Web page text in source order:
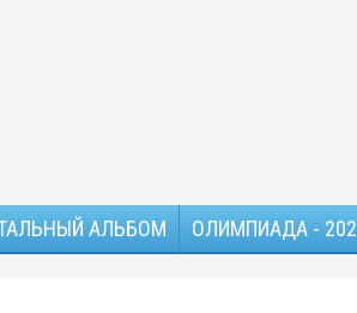
АЛЬБОМ ОЛИМПИАДА -